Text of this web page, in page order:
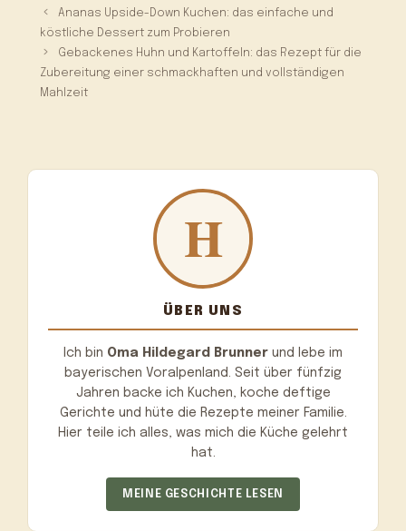
Ananas Upside-Down Kuchen: das einfache und
köstliche Dessert zum Probieren
Gebackenes Huhn und Kartoffeln: das Rezept für die
Zubereitung einer schmackhaften und vollständigen
Mahlzeit
ÜBER UNS
Ich bin Oma Hildegard Brunner und lebe im
bayerischen Voralpenland. Seit über fünfzig
Jahren backe ich Kuchen, koche deftige
Gerichte und hüte die Rezepte meiner Familie.
Hier teile ich alles, was mich die Küche gelehrt
hat.
MEINE GESCHICHTE LESEN